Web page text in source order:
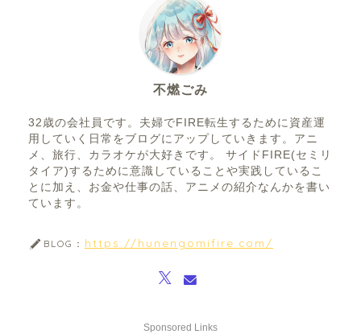
不燃ごみ
32歳の会社員です。夫婦でFIRE転生するために資産運
用していく日常をブログにアップしていきます。アニ
メ、旅行、カラオケが大好きです。 サイドFIRE(セミリ
タイア)するために意識していることや実践しているこ
とに加え、お金や仕事の話、アニメの紹介なんかを書い
ています。
BLOG： https://hunengomifire.com/
Sponsored Links